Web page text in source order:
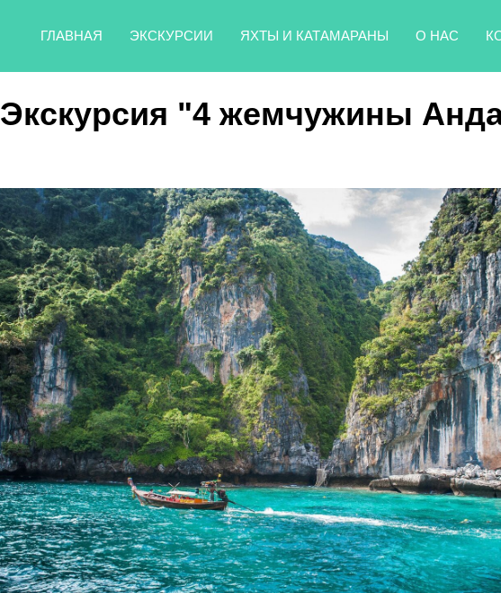
ГЛАВНАЯ ЭКСКУРСИИ ЯХТЫ И КАТАМАРАНЫ О НАС
Экскурсия "4 жемчужины